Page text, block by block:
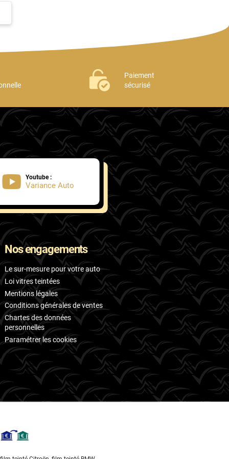
Paiement
sécurisé
Youtube :
Variance Auto
Nos engagements
Le sur-mesure pour votre auto
Loi vitres teintées
Mentions légales
Conditions générales de ventes
Chartes des données
personnelles
Paramétrer les cookies